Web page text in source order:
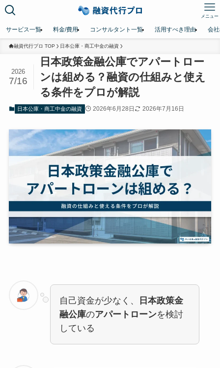
メニュー
サービス一覧 料金/費用 コンサルタント一覧 活用すべき理由 会
融資代行プロ TOP 日本公庫・商工中金の融資
日本政策金融公庫でアパートロー
ンは組める？融資の仕組みと使え
る条件をプロが解説
2026
7/16
日本公庫・商工中金の融資 2026年6月28日 2026年7月16日
自己資金が少なく、
日本政策金
融公庫のアパートローンを検討
している